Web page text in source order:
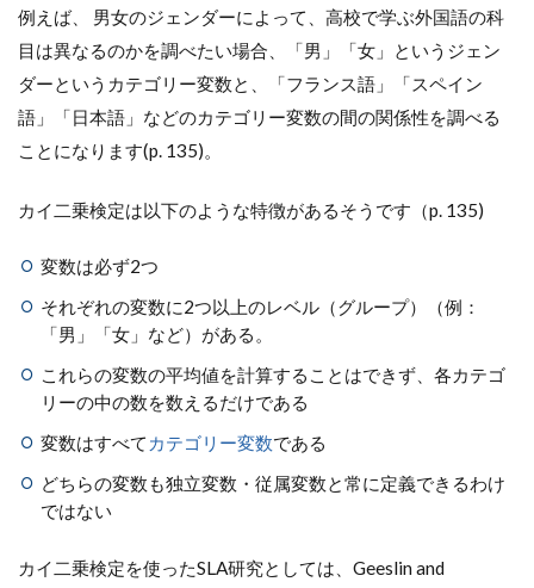
例えば、 男女のジェンダーによって、高校で学ぶ外国語の科
目は異なるのかを調べたい場合、「男」「女」というジェン
ダーというカテゴリー変数と、「フランス語」「スペイン
語」「日本語」などのカテゴリー変数の間の関係性を調べる
ことになります(p. 135)。
カイ二乗検定は以下のような特徴があるそうです（p. 135)
変数は必ず2つ
それぞれの変数に2つ以上のレベル（グループ）（例：
「男」「女」など）がある。
これらの変数の平均値を計算することはできず、各カテゴ
リーの中の数を数えるだけである
変数はすべて カテゴリー変数である
どちらの変数も独立変数・従属変数と常に定義できるわけ
ではない
カイ二乗検定を使ったSLA研究としては、Geeslin and